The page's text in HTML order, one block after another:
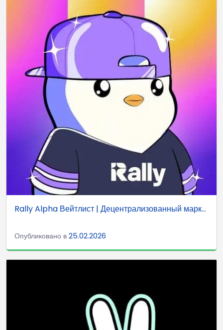
Rally Alpha Вейтлист | Децентрализованный марк...
Опубликовано в 25.02.2026